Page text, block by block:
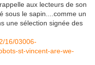
aux lecteurs de son
sous le sapin....comme un
une sélection signée des
16/03006-
st-vincent-are-we-